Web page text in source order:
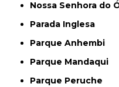
Nossa Senhora do
Parada Inglesa
Parque Anhembi
Parque Mandaqui
Parque Peruche